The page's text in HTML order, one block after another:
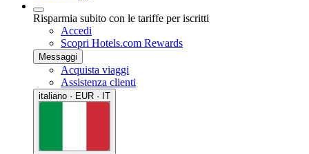
Risparmia subito con le tariffe per iscritti
Accedi
Scopri Hotels.com Rewards
Messaggi
Acquista viaggi
Assistenza clienti
italiano · EUR · IT